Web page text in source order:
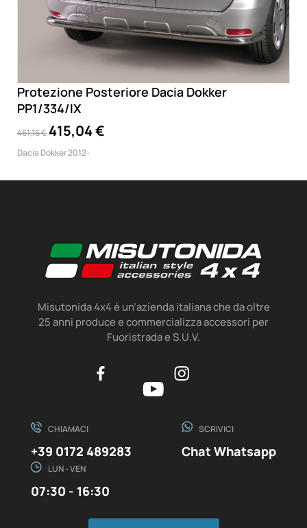
Protezione Posteriore Dacia Dokker
PP1/334/IX
461,16 € 415,04 €
Dacia Dokker 2012-
Misutonida 4x4 è un’azienda italiana che da oltre
25 anni produce e commercializza accessori per
Fuoristrada e S.U.V.
CHIAMACI
+39 0172 489283
SCRIVICI
Chat Whatsapp
LUN - VEN
07:30 - 16:30